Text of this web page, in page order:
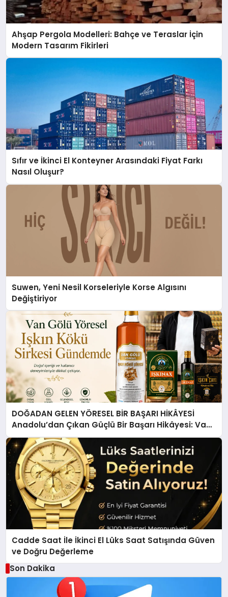
Ahşap Pergola Modelleri: Bahçe ve Teraslar İçin
Modern Tasarım Fikirleri
Sıfır ve İkinci El Konteyner Arasındaki Fiyat Farkı
Nasıl Oluşur?
Suwen, Yeni Nesil Korseleriyle Korse Algısını
Değiştiriyor
DOĞADAN GELEN YÖRESEL BİR BAŞARI HİKÂYESİ
Anadolu’dan Çıkan Güçlü Bir Başarı Hikâyesi: Van
Gölü Yöresel Işkın Kökü Sirkesi
Cadde Saat İle İkinci El Lüks Saat Satışında Güven
ve Doğru Değerleme
Son Dakika